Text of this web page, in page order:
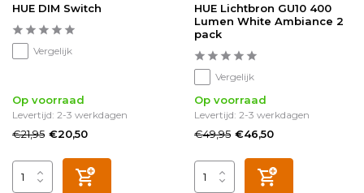
HUE DIM Switch
Vergelijk
Op voorraad
Levertijd: 2-3 werkdagen
€21,95 €20,50
HUE Lichtbron GU10 400
Lumen White Ambiance 2
pack
Vergelijk
Op voorraad
Levertijd: 2-3 werkdagen
€49,95 €46,50